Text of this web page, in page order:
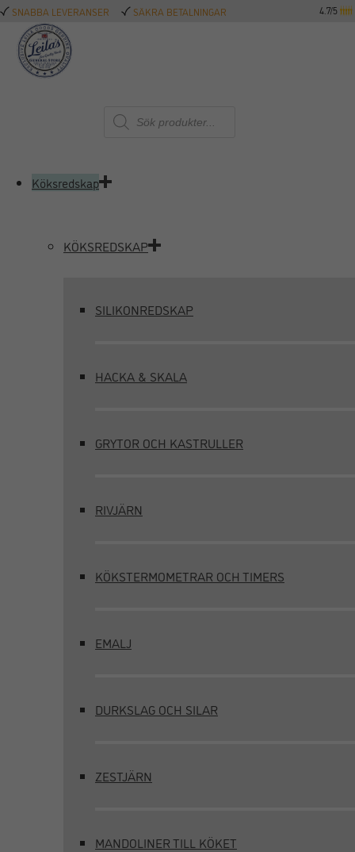
SNABBA LEVERANSER SÄKRA BETALNINGAR 4.7/5
Produktsökning
Köksredskap
KÖKSREDSKAP
SILIKONREDSKAP
HACKA & SKALA
GRYTOR OCH KASTRULLER
RIVJÄRN
KÖKSTERMOMETRAR OCH TIMERS
EMALJ
DURKSLAG OCH SILAR
ZESTJÄRN
MANDOLINER TILL KÖKET